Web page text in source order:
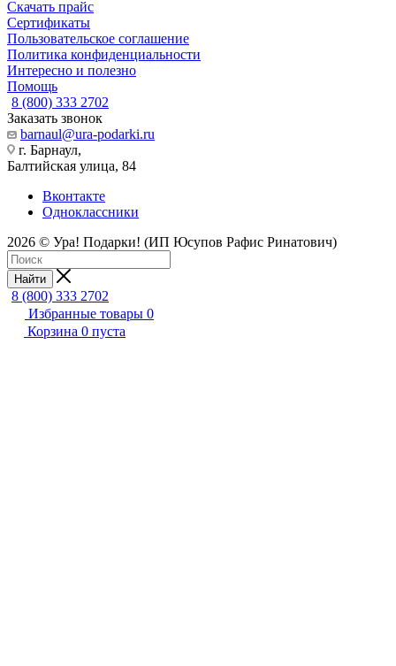
Скачать прайс
Сертификаты
Пользовательское соглашение
Политика конфиденциальности
Интересно и полезно
Помощь
8 (800) 333 2702
Заказать звонок
barnaul@ura-podarki.ru
г. Барнаул,
Балтийская улица, 84
Вконтакте
Одноклассники
2026 © Ура! Подарки! (ИП Юсупов Рафис Ринатович)
Найти
8 (800) 333 2702
Избранные товары 0
Корзина 0 пуста